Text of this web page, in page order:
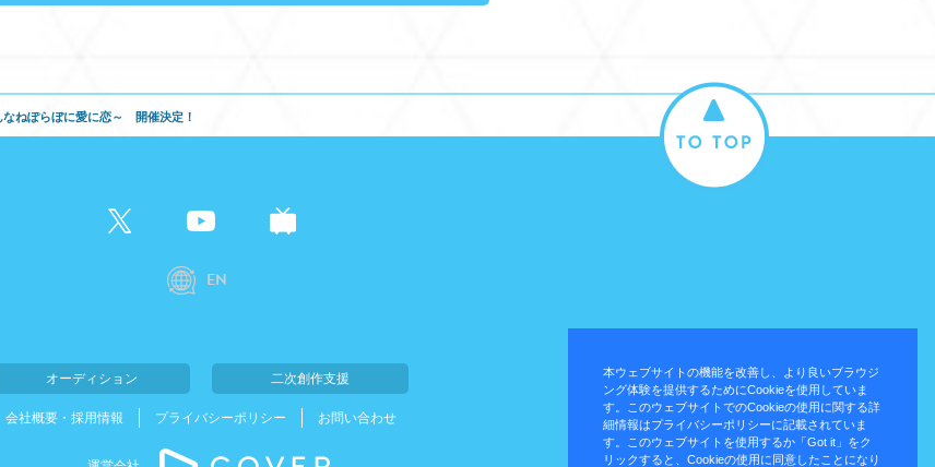
本ウェブサイトの機能を改善し、より良いブラウジ
ング体験を提供するためにCookieを使用していま
す。このウェブサイトでのCookieの使用に関する詳
細情報はプライバシーポリシーに記載されていま
す。このウェブサイトを使用するか「Got it」をク
リックすると、Cookieの使用に同意したことになり
ねぽらぼに愛に恋～ 開催決定！
EN
オーディション 二次創作支援
会社概要・採用情報 プライバシーポリシー お問い合わせ